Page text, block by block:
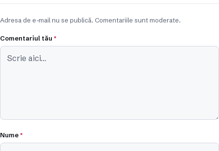
Adresa de e-mail nu se publică. Comentariile sunt moderate.
Comentariul tău *
Nume*